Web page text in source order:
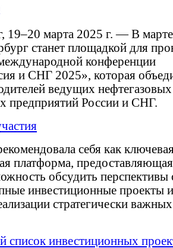
19–20 марта 2025 г. — В
станет площадкой для
конференции
и СНГ 2025», которая
ведущих
предприятий России и СНГ.
себя как
платформа, предоставляющая
обсудить перспективы
инвестиционные проекты
стратегически важных
список инвестиционных